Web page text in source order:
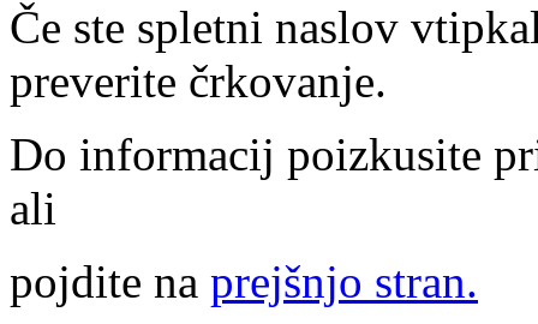
Če ste spletni naslov
preverite črkovanje.
Do informacij poizkusite
ali
pojdite na prejšnjo stran.